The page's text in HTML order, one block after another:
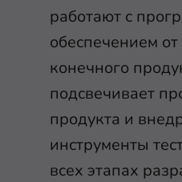
работают с
обеспечением
конечного
подсвечивает
продукта и
инструменты
всех этапах